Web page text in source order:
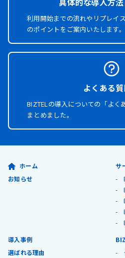
利用開始までの流れやリプレイ
のポイントをご案内いたします。
よくある
BIZTELの導入についての「よく
まとめました。
ホーム
お知らせ
サ
導入事例
選ばれる理由